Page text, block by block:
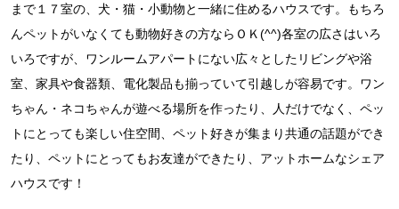
まで１７室の、犬・猫・小動物と一緒に住めるハウスです。もちろ
んペットがいなくても動物好きの方ならＯＫ(^^)各室の広さはいろ
いろですが、ワンルームアパートにない広々としたリビングや浴
室、家具や食器類、電化製品も揃っていて引越しが容易です。ワン
ちゃん・ネコちゃんが遊べる場所を作ったり、人だけでなく、ペッ
トにとっても楽しい住空間、ペット好きが集まり共通の話題ができ
たり、ペットにとってもお友達ができたり、アットホームなシェア
ハウスです！